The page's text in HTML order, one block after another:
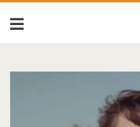
Tag:
<span>The